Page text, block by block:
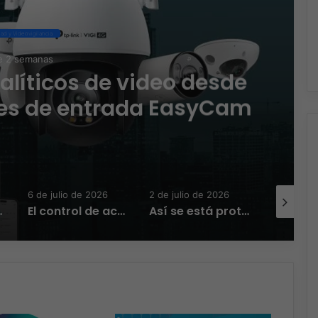
y Videovigilancia
2 semanas
de video desde
de entrada EasyCam
operativos
6 de julio de 2026
El control de acceso como motor de inteligencia operativa para las organizaciones
2 de julio de 2026
Así se está protegiendo la industria energética para no detenerse
24 de